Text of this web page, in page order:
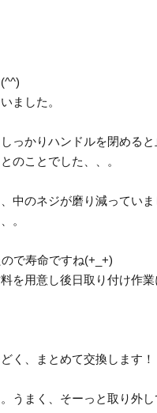
ました。
っかりハンドルを閉めると
のことでした、、。
中のネジが磨り減ってい
。
で寿命ですね(+_+)
を用意し後日取り付け作業
く、まとめて交換します！
うまく、そーっと取り外し